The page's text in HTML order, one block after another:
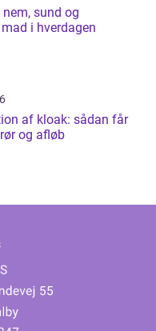
sund og
i hverdagen
af kloak: sådan får
og afløb